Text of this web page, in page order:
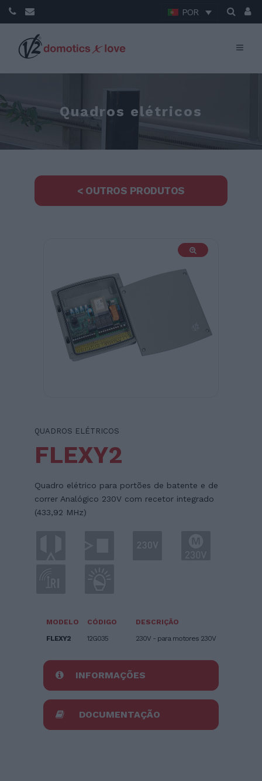
POR
Quadros elétricos
< OUTROS PRODUTOS
QUADROS ELÉTRICOS
FLEXY2
Quadro elétrico para portões de batente e de
correr Analógico 230V com recetor integrado
(433,92 MHz)
MODELO CÓDIGO
DESCRIÇÃO
FLEXY2
12G035 230V - para motores 230V
INFORMAÇÕES
DOCUMENTAÇÃO